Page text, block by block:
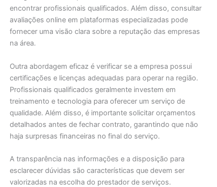
encontrar profissionais qualificados. Além disso, consultar
avaliações online em plataformas especializadas pode
fornecer uma visão clara sobre a reputação das empresas
na área.
Outra abordagem eficaz é verificar se a empresa possui
certificações e licenças adequadas para operar na região.
Profissionais qualificados geralmente investem em
treinamento e tecnologia para oferecer um serviço de
qualidade. Além disso, é importante solicitar orçamentos
detalhados antes de fechar contrato, garantindo que não
haja surpresas financeiras no final do serviço.
A transparência nas informações e a disposição para
esclarecer dúvidas são características que devem ser
valorizadas na escolha do prestador de serviços.